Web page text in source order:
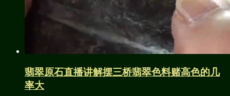
翡翠原石直播讲解摆三桥翡翠色料赌高色的几
率大